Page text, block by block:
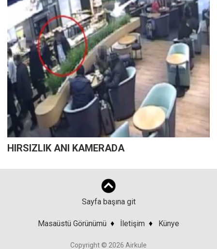
HIRSIZLIK ANI KAMERADA
Sayfa başına git
Masaüstü Görünümü ♦ İletişim ♦ Künye
Copyright © 2026 Airkule